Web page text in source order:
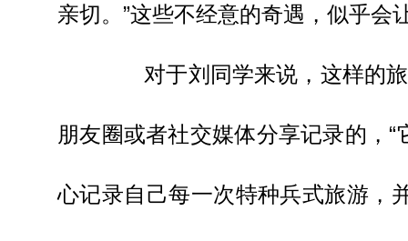
亲切。”这些不经意的奇遇，似乎
对于刘同学来说，这样的旅
朋友圈或者社交媒体分享记录的，
心记录自己每一次特种兵式旅游，